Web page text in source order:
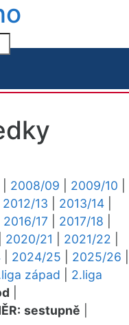
2008/09 2009/10
2012/13 2013/14
2016/17 2017/18
2020/21 2021/22
2024/25 2025/26
západ
2.liga
sestupně